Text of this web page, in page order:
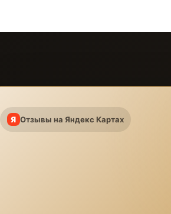
Отзывы на Яндекс Картах